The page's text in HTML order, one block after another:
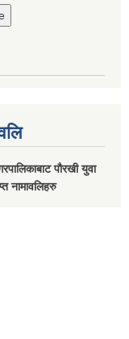
पौरखी युवा
नामावलिहरु